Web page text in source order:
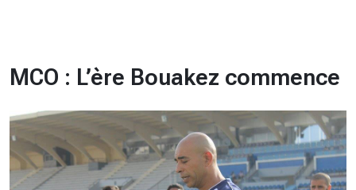
MCO : L’ère Bouakez commence